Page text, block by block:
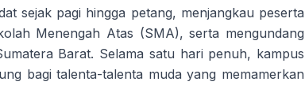
sejak pagi hingga petang, menjangkau peserta
Menengah Atas (SMA), serta mengundang
Barat. Selama satu hari penuh, kampus
bagi talenta-talenta muda yang memamerkan